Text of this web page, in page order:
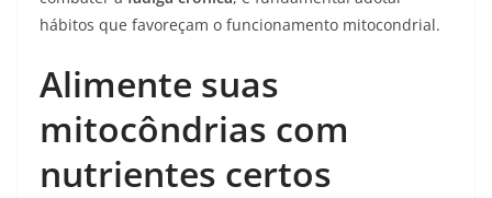
hábitos que favoreçam o funcionamento mitocondrial.
Alimente suas
mitocôndrias com
nutrientes certos